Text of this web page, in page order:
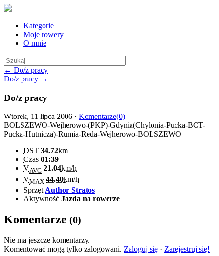
Kategorie
Moje rowery
O mnie
← Do/z pracy
Do/z pracy →
Do/z pracy
Wtorek, 11 lipca 2006 · Komentarze(0)
BOLSZEWO-Wejherowo-(PKP)-Gdynia(Chylonia-Pucka-BCT-
Pucka-Hutnicza)-Rumia-Reda-Wejherowo-BOLSZEWO
DST 34.72km
Czas 01:39
VAVG 21.04km/h
VMAX 44.40km/h
Sprzęt Author Stratos
Aktywność Jazda na rowerze
Komentarze (0)
Nie ma jeszcze komentarzy.
Komentować mogą tylko zalogowani. Zaloguj się · Zarejestruj się!